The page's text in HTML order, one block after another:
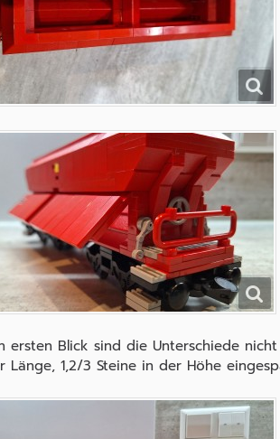
ersten Blick sind die Unterschiede
Länge, 1,2/3 Steine in der Höhe